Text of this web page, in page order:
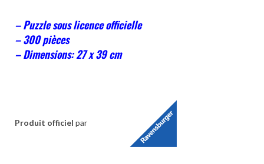
– Puzzle sous licence officielle
– 300 pièces
– Dimensions: 27 x 39 cm
Produit officiel par